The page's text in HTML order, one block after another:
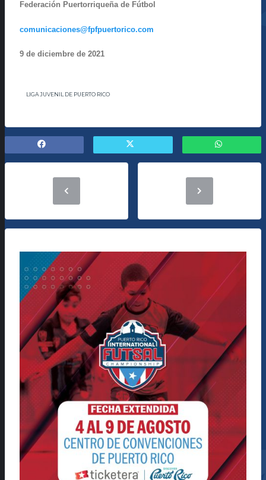
Federación Puertorriqueña de Fútbol
comunicaciones@fpfpuertorico.com
9 de diciembre de 2021
LIGA JUVENIL DE PUERTO RICO